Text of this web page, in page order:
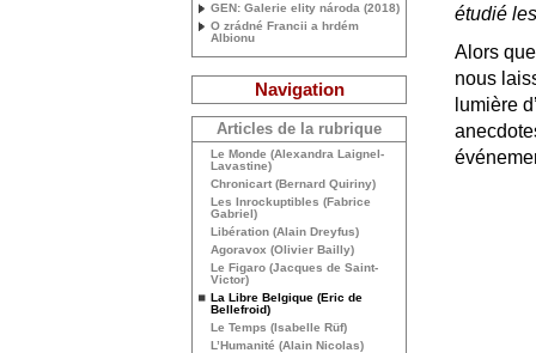
étudié
Alors
nous
lumière
GEN: Galerie elity národa (2018)
O zrádné Francii a hrdém
Albionu
Navigation
Articles de la rubrique
Le Monde (Alexandra Laignel-
Lavastine)
Chronicart (Bernard Quiriny)
Les Inrockuptibles (Fabrice
Gabriel)
Libération (Alain Dreyfus)
Agoravox (Olivier Bailly)
Le Figaro (Jacques de Saint-
Victor)
La Libre Belgique (Eric de
Bellefroid)
Le Temps (Isabelle Rüf)
L’Humanité (Alain Nicolas)